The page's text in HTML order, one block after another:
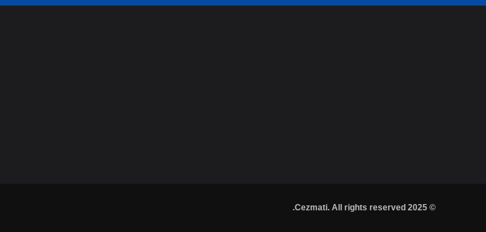
© 2025 Cezmati. All rights reserved.